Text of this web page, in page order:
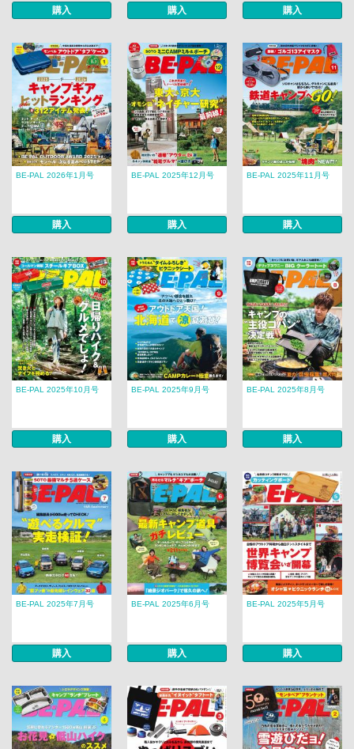
購入 購入 購入
BE-PAL 2026年1月号
購入
BE-PAL 2025年12月号
購入
BE-PAL 2025年11月号
購入
BE-PAL 2025年10月号
購入
BE-PAL 2025年9月号
購入
BE-PAL 2025年8月号
購入
BE-PAL 2025年7月号
購入
BE-PAL 2025年6月号
購入
BE-PAL 2025年5月号
購入